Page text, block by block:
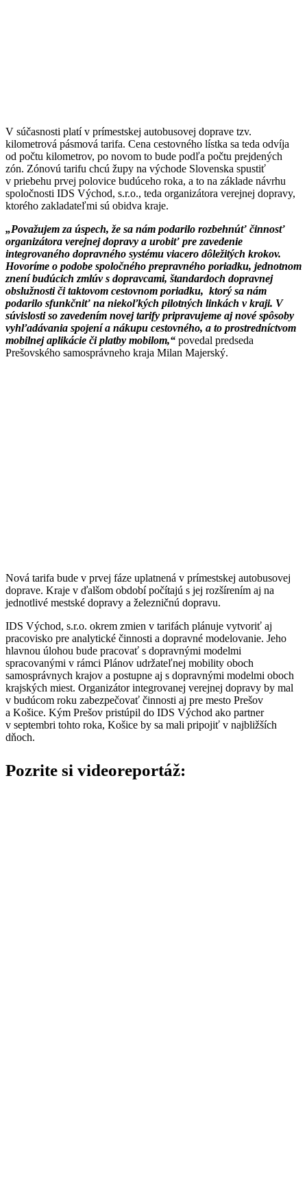
V súčasnosti platí v prímestskej autobusovej doprave tzv.
kilometrová pásmová tarifa. Cena cestovného lístka sa teda odvíja
od počtu kilometrov, po novom to bude podľa počtu prejdených
zón. Zónovú tarifu chcú župy na východe Slovenska spustiť
v priebehu prvej polovice budúceho roka, a to na základe návrhu
spoločnosti IDS Východ, s.r.o., teda organizátora verejnej dopravy,
ktorého zakladateľmi sú obidva kraje.
„Považujem za úspech, že sa nám podarilo rozbehnúť činnosť
organizátora verejnej dopravy a urobiť pre zavedenie
integrovaného dopravného systému viacero dôležitých krokov.
Hovoríme o podobe spoločného prepravného poriadku, jednotnom
znení budúcich zmlúv s dopravcami, štandardoch dopravnej
obslužnosti či taktovom cestovnom poriadku, ktorý sa nám
podarilo sfunkčniť na niekoľkých pilotných linkách v kraji. V
súvislosti so zavedením novej tarify pripravujeme aj nové spôsoby
vyhľadávania spojení a nákupu cestovného, a to prostredníctvom
mobilnej aplikácie či platby mobilom,“ povedal predseda
Prešovského samosprávneho kraja Milan Majerský.
Nová tarifa bude v prvej fáze uplatnená v prímestskej autobusovej
doprave. Kraje v ďalšom období počítajú s jej rozšírením aj na
jednotlivé mestské dopravy a železničnú dopravu.
IDS Východ, s.r.o. okrem zmien v tarifách plánuje vytvoriť aj
pracovisko pre analytické činnosti a dopravné modelovanie. Jeho
hlavnou úlohou bude pracovať s dopravnými modelmi
spracovanými v rámci Plánov udržateľnej mobility oboch
samosprávnych krajov a postupne aj s dopravnými modelmi oboch
krajských miest. Organizátor integrovanej verejnej dopravy by mal
v budúcom roku zabezpečovať činnosti aj pre mesto Prešov
a Košice. Kým Prešov pristúpil do IDS Východ ako partner
v septembri tohto roka, Košice by sa mali pripojiť v najbližších
dňoch.
Pozrite si videoreportáž: